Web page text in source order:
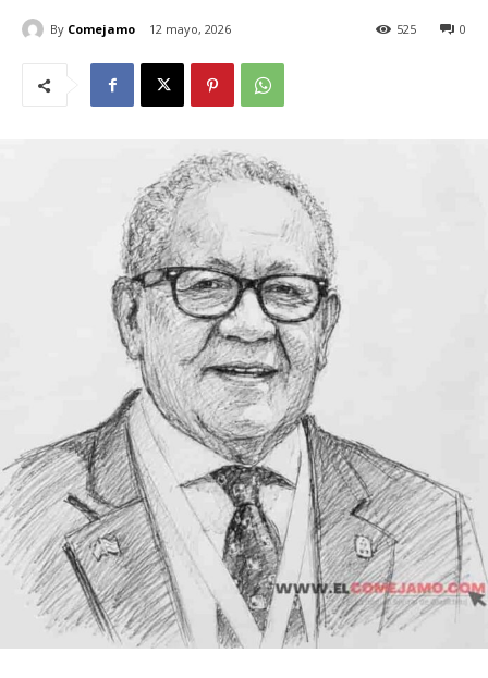
By Comejamo 12 mayo, 2026 0
525